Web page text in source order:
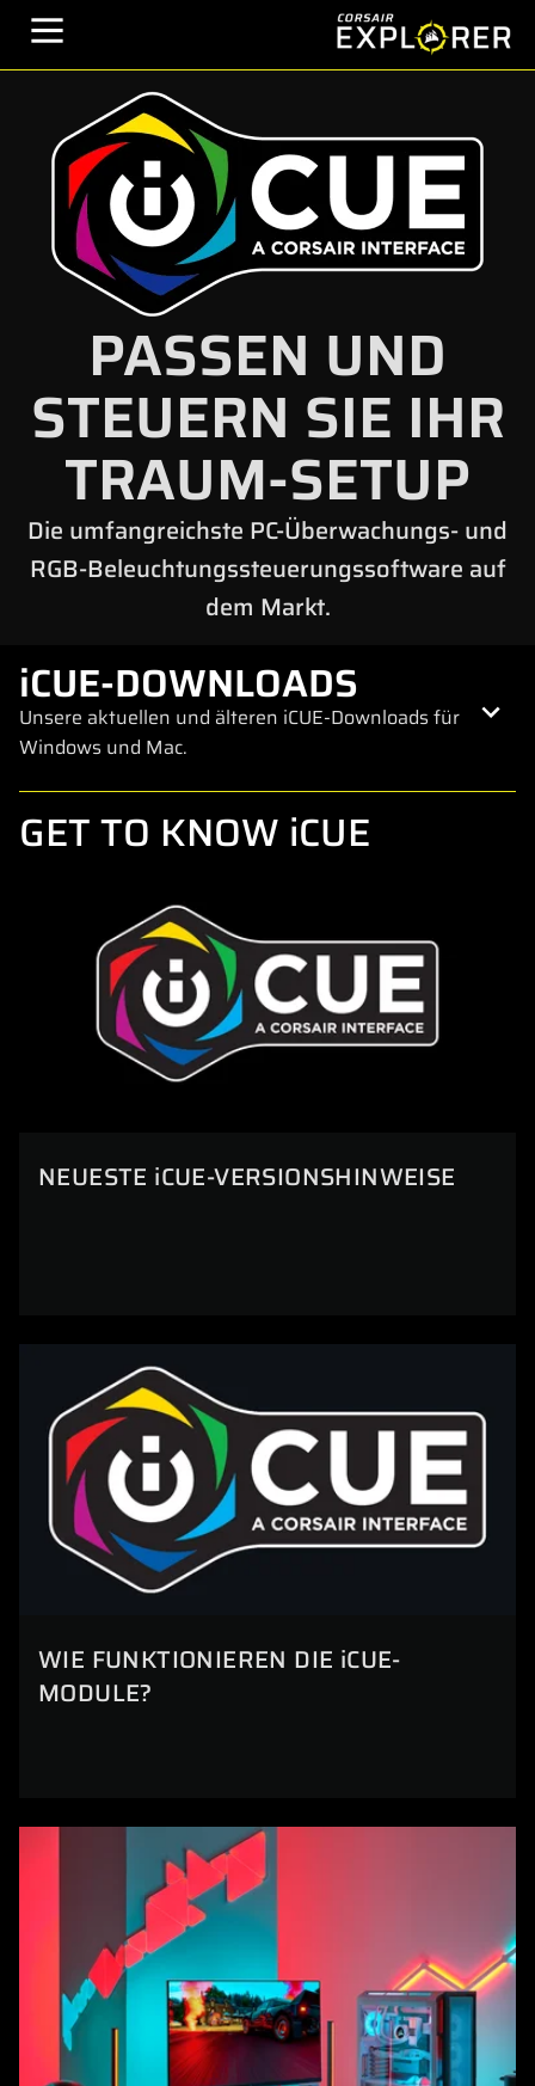
PASSEN UND
STEUERN SIE IHR
TRAUM-SETUP
Die umfangreichste PC-Überwachungs- und
RGB-Beleuchtungssteuerungssoftware auf
dem Markt.
iCUE-DOWNLOADS
Unsere aktuellen und älteren iCUE-Downloads für
Windows und Mac.
GET TO KNOW iCUE
NEUESTE iCUE-VERSIONSHINWEISE
WIE FUNKTIONIEREN DIE iCUE-
MODULE?